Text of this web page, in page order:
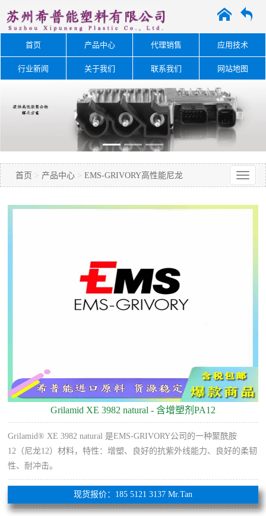
A O
首页 产品中心 代理销售 应用技术
行业新闻 关于我们 联系我们 网站地图
首页 > 产品中心 > EMS-GRIVORY高性能尼龙
Grilamid XE 3982 natural - 含增塑剂PA12
Grilamid® XE 3982 natural 是EMS-GRIVORY公司的一种聚酰胺
12（尼龙12）材料，特性：增塑、良好的抗紫外线能力、良好的柔韧
性、耐冲击。
现货报价：185 5121 3137 Mr.Tan